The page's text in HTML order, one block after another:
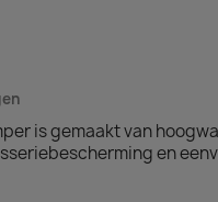
is gemaakt van
en